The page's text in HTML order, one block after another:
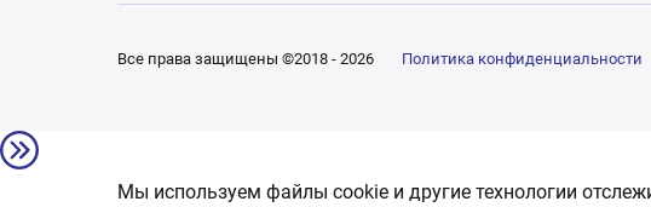
Все права защищены ©2018 - 2026 Политика конфиденциальности
Мы используем файлы cookie и другие технологии